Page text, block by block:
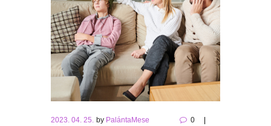
2023. 04. 25. by PalántaMese
0